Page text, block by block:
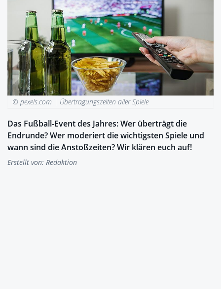
© pexels.com | Übertragungszeiten aller Spiele
Das Fußball-Event des Jahres: Wer überträgt die
Endrunde? Wer moderiert die wichtigsten Spiele und
wann sind die Anstoßzeiten? Wir klären euch auf!
Erstellt von: Redaktion